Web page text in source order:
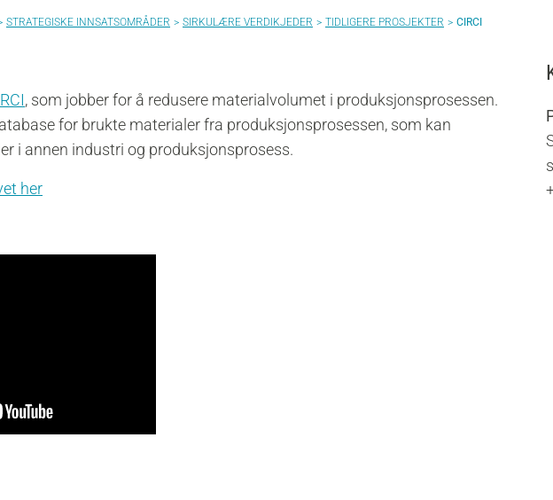
STRATEGISKE INNSATSOMRÅDER SIRKULÆRE VERDIKJEDER TIDLIGERE PROSJEKTER CIRCI
, som jobber for å redusere materialvolumet i produksjonsprosessen.
for brukte materialer fra produksjonsprosessen, som kan
i annen industri og produksjonsprosess.
her